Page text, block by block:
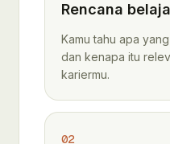
Rencana
Kamu tahu apa
dan kenapa itu
kariermu.
02